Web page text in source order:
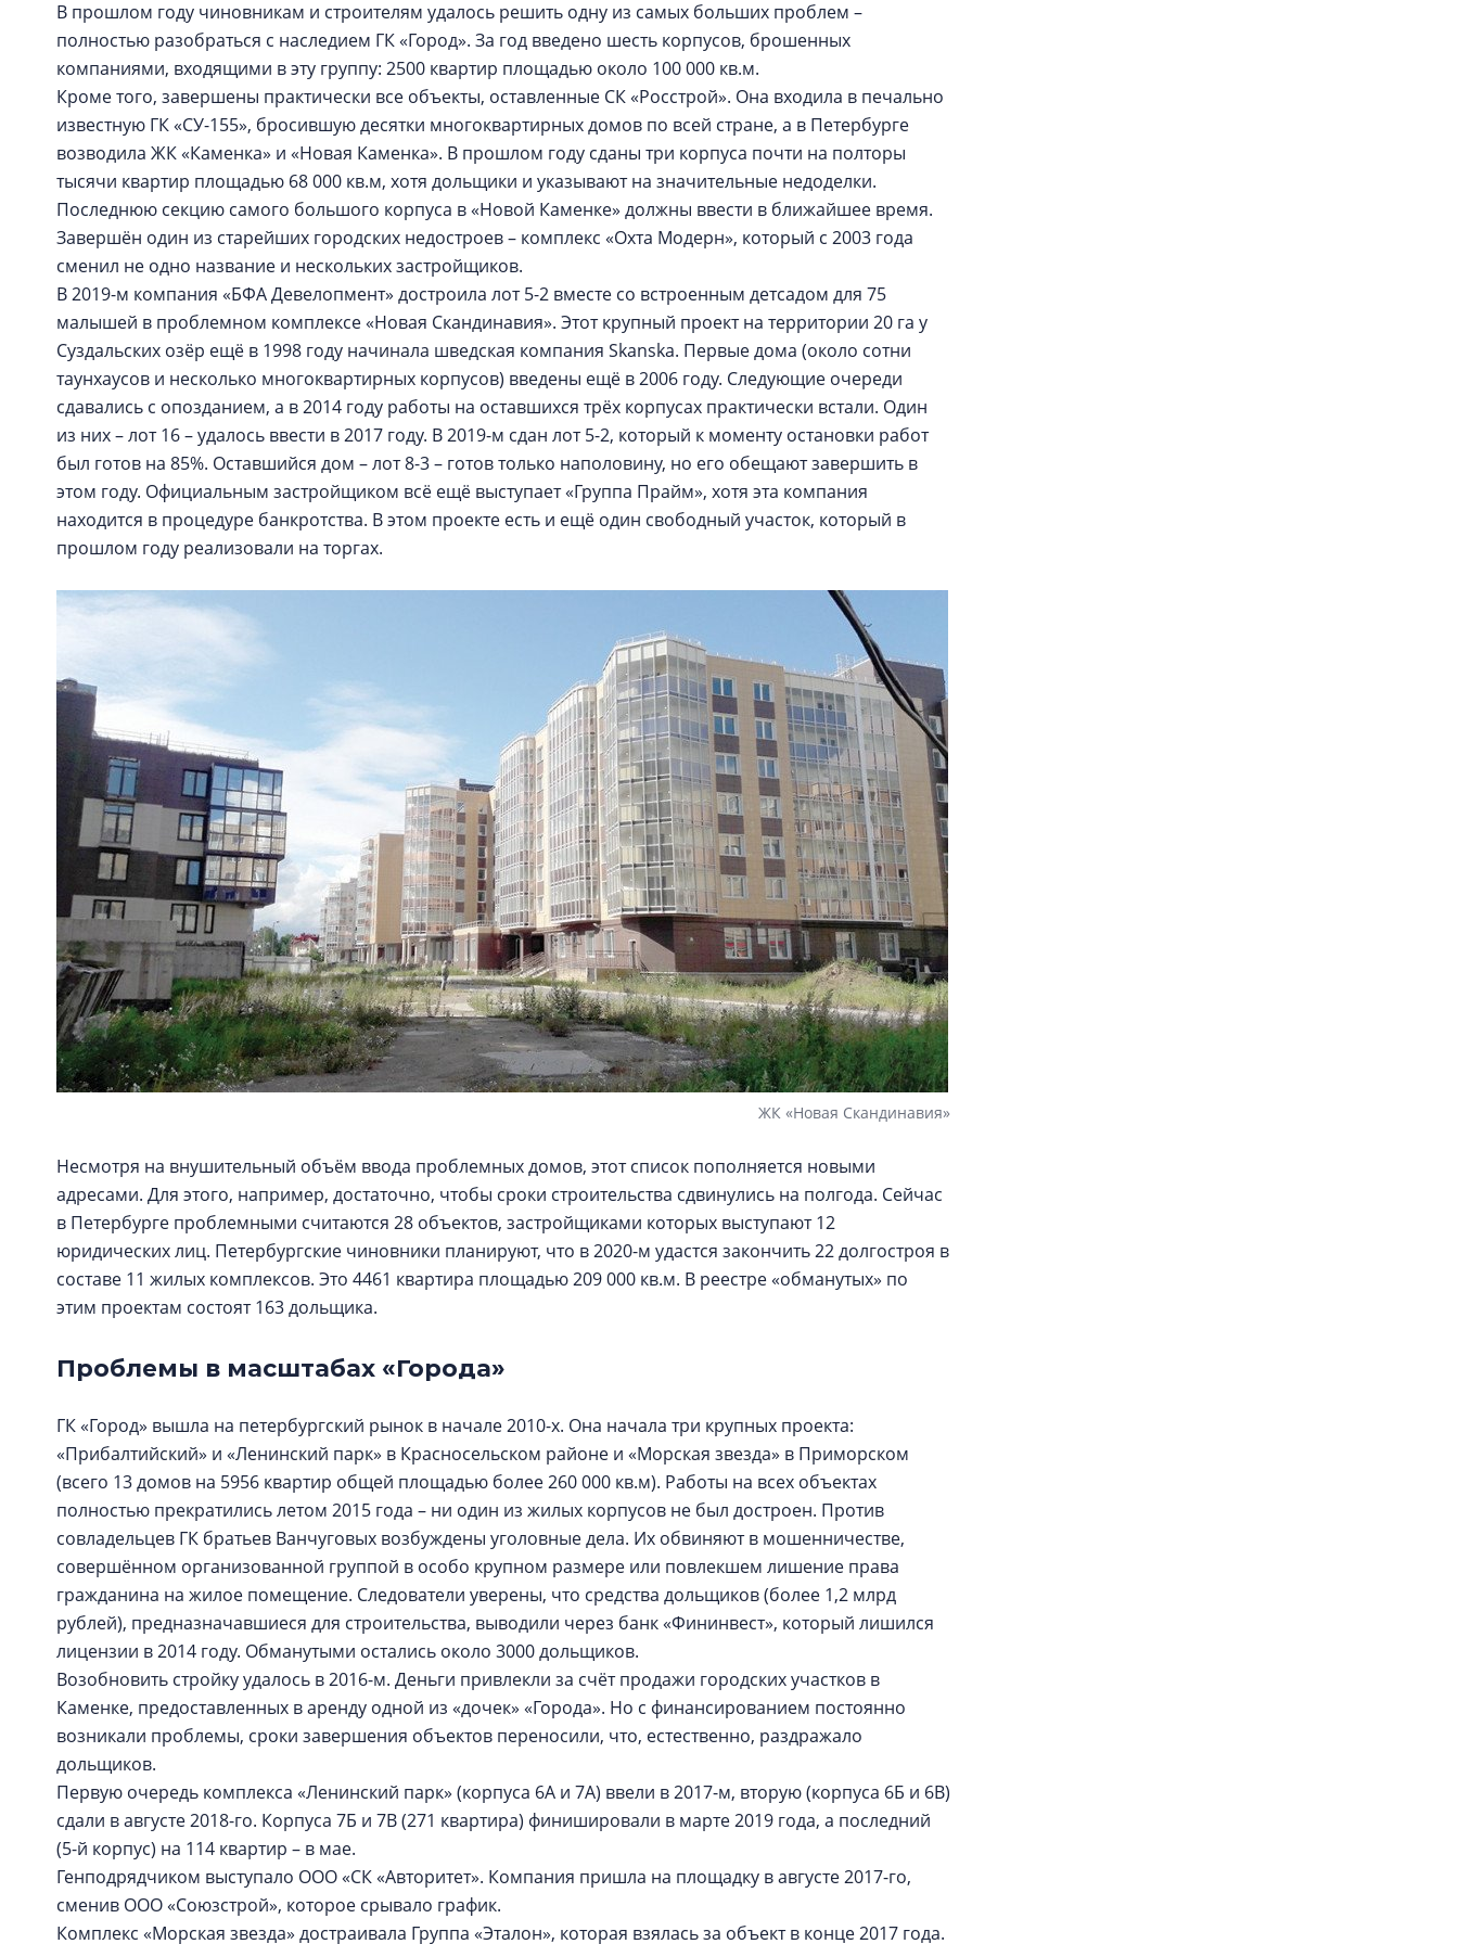
В прошлом году чиновникам и строителям удалось решить одну из самых больших проблем –
полностью разобраться с наследием ГК «Город». За год введено шесть корпусов, брошенных
компаниями, входящими в эту группу: 2500 квартир площадью около 100 000 кв.м.
Кроме того, завершены практически все объекты, оставленные СК «Росстрой». Она входила в печально
известную ГК «СУ-155», бросившую десятки многоквартирных домов по всей стране, а в Петербурге
возводила ЖК «Каменка» и «Новая Каменка». В прошлом году сданы три корпуса почти на полторы
тысячи квартир площадью 68 000 кв.м, хотя дольщики и указывают на значительные недоделки.
Последнюю секцию самого большого корпуса в «Новой Каменке» должны ввести в ближайшее время.
Завершён один из старейших городских недостроев – комплекс «Охта Модерн», который с 2003 года
сменил не одно название и нескольких застройщиков.
В 2019-м компания «БФА Девелопмент» достроила лот 5-2 вместе со встроенным детсадом для 75
малышей в проблемном комплексе «Новая Скандинавия». Этот крупный проект на территории 20 га у
Суздальских озёр ещё в 1998 году начинала шведская компания Skanska. Первые дома (около сотни
таунхаусов и несколько многоквартирных корпусов) введены ещё в 2006 году. Следующие очереди
сдавались с опозданием, а в 2014 году работы на оставшихся трёх корпусах практически встали. Один
из них – лот 16 – удалось ввести в 2017 году. В 2019-м сдан лот 5-2, который к моменту остановки работ
был готов на 85%. Оставшийся дом – лот 8-3 – готов только наполовину, но его обещают завершить в
этом году. Официальным застройщиком всё ещё выступает «Группа Прайм», хотя эта компания
находится в процедуре банкротства. В этом проекте есть и ещё один свободный участок, который в
прошлом году реализовали на торгах.
ЖК «Новая Скандинавия»
Несмотря на внушительный объём ввода проблемных домов, этот список пополняется новыми
адресами. Для этого, например, достаточно, чтобы сроки строительства сдвинулись на полгода. Сейчас
в Петербурге проблемными считаются 28 объектов, застройщиками которых выступают 12
юридических лиц. Петербургские чиновники планируют, что в 2020-м удастся закончить 22 долгостроя в
составе 11 жилых комплексов. Это 4461 квартира площадью 209 000 кв.м. В реестре «обманутых» по
этим проектам состоят 163 дольщика.
Проблемы в масштабах «Города»
ГК «Город» вышла на петербургский рынок в начале 2010-х. Она начала три крупных проекта:
«Прибалтийский» и «Ленинский парк» в Красносельском районе и «Морская звезда» в Приморском
(всего 13 домов на 5956 квартир общей площадью более 260 000 кв.м). Работы на всех объектах
полностью прекратились летом 2015 года – ни один из жилых корпусов не был достроен. Против
совладельцев ГК братьев Ванчуговых возбуждены уголовные дела. Их обвиняют в мошенничестве,
совершённом организованной группой в особо крупном размере или повлекшем лишение права
гражданина на жилое помещение. Следователи уверены, что средства дольщиков (более 1,2 млрд
рублей), предназначавшиеся для строительства, выводили через банк «Фининвест», который лишился
лицензии в 2014 году. Обманутыми остались около 3000 дольщиков.
Возобновить стройку удалось в 2016-м. Деньги привлекли за счёт продажи городских участков в
Каменке, предоставленных в аренду одной из «дочек» «Города». Но с финансированием постоянно
возникали проблемы, сроки завершения объектов переносили, что, естественно, раздражало
дольщиков.
Первую очередь комплекса «Ленинский парк» (корпуса 6А и 7А) ввели в 2017-м, вторую (корпуса 6Б и 6В)
сдали в августе 2018-го. Корпуса 7Б и 7В (271 квартира) финишировали в марте 2019 года, а последний
(5-й корпус) на 114 квартир – в мае.
Генподрядчиком выступало ООО «СК «Авторитет». Компания пришла на площадку в августе 2017-го,
сменив ООО «Союзстрой», которое срывало график.
Комплекс «Морская звезда» достраивала Группа «Эталон», которая взялась за объект в конце 2017 года.